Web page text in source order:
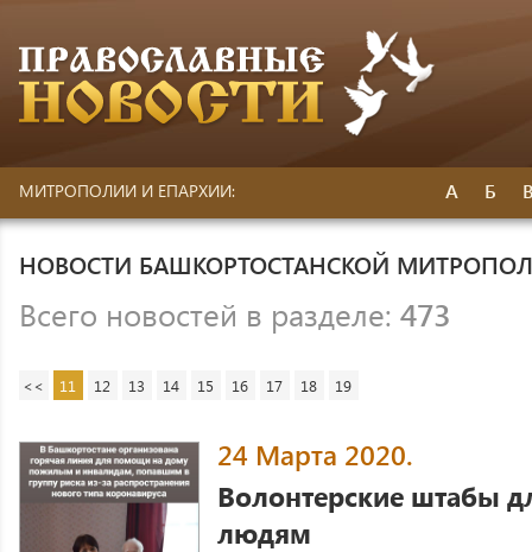
МИТРОПОЛИИ И ЕПАРХИИ: А Б
НОВОСТИ БАШКОРТОСТАНСКОЙ
Всего новостей в разделе: 473
<< 11 12 13 14 15 16 17 18 19
24 Марта 2020.
Волонтерские штабы
людям